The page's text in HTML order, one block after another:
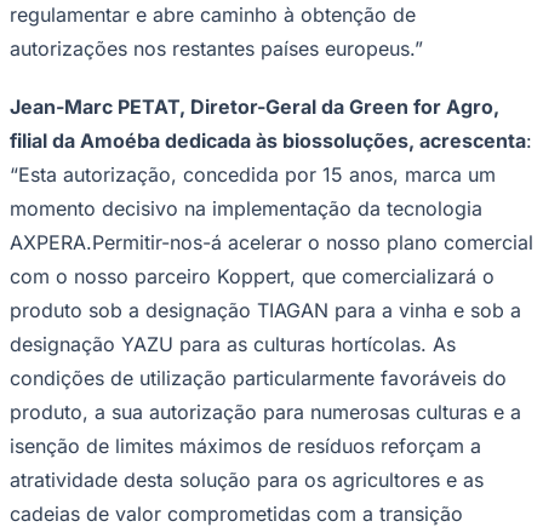
Flamengo
regulamentar e abre caminho à obtenção de
autorizações nos restantes países europeus.”
Jean-Marc PETAT, Diretor-Geral da Green for Agro,
filial da Amoéba dedicada às biossoluções, acrescenta:
“Esta autorização, concedida por 15 anos, marca um
momento decisivo na implementação da tecnologia
AXPERA.Permitir-nos-á acelerar o nosso plano comercial
com o nosso parceiro Koppert, que comercializará o
produto sob a designação TIAGAN para a vinha e sob a
designação YAZU para as culturas hortícolas. As
condições de utilização particularmente favoráveis do
produto, a sua autorização para numerosas culturas e a
isenção de limites máximos de resíduos reforçam a
atratividade desta solução para os agricultores e as
cadeias de valor comprometidas com a transição